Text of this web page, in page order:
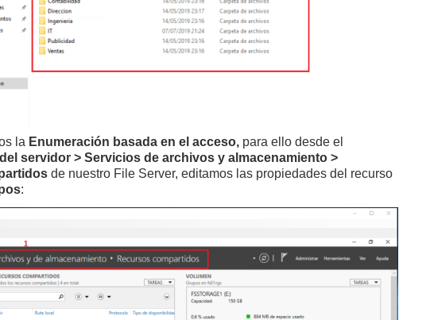
la Enumeración basada en el acceso, para ello desde el
servidor > Servicios de archivos y almacenamiento >
de nuestro File Server, editamos las propiedades del recurso
: